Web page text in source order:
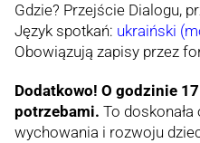
Gdzie? Przejście Dialogu,
Język spotkań: ukraiński
Obowiązują zapisy przez
Dodatkowo! O godzinie
potrzebami. To
wychowania i rozwoju